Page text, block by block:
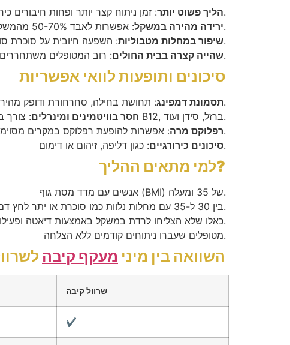
הליך פשוט יותר: זמן ניתוח קצר יותר ופחות חיבורים כירורגיים.
ירידה מהירה במשקל: אפשרות לאבד 50-70% מהמשקל העודף תוך 6 חודשים.
שיפור במחלות מטבוליות: השפעה חיובית על סוכרת סוג 2, יתר לחץ דם וכולסטרול גבוה.
שהייה קצרה בבית החולים: רוב המטופלים משתחררים תוך 2-3 ימים.
סיכונים ותופעות לוואי אפשריות
תסמונת דמפינג: תחושת בחילה, סחרחורת ודופק מהיר לאחר אכילת מזון עשיר בסוכר.
חסר בוויטמינים ומינרלים
: צורך בתוספי B12, ברזל, סידן ועוד.
רפלוקס מרה: אפשרות להופעת רפלוקס במקרים מסוימים.
סיכונים כירורגיים: כגון דליפה, זיהום או דימום.
למי מתאים ההליך?
אנשים עם מדד מסת גוף (BMI) של 35 ומעלה.
BMI בין 30 ל-35 עם מחלות נלוות כמו סוכרת או יתר לחץ דם.
כאלו שלא הצליחו לרדת במשקל באמצעות דיאטה ופעילות גופנית.
מטופלים שעברו ניתוחים קודמים ללא הצלחה.
השוואה בין מיני מעקף קיבה
שרוול קיבה
✔️